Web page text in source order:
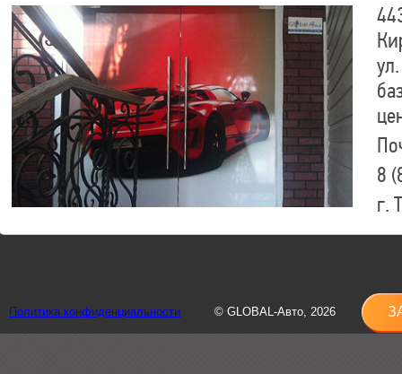
8
г.
8
Политика конфиденциальности © GLOBAL-Авто, 2026